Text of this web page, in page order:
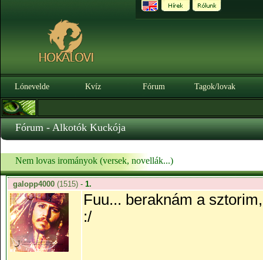
Lónevelde Kvíz Fórum Tagok/lovak
Fórum - Alkotók Kuckója
Nem lovas irományok (versek, novellák...)
galopp4000(1515) - 1.
Fuu... beraknám a
:/